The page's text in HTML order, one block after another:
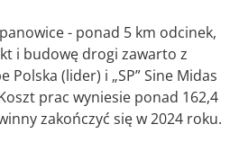
- ponad 5 km odcinek,
i budowę drogi zawarto z
Polska (lider) i „SP” Sine Midas
prac wyniesie ponad 162,4
zakończyć się w 2024 roku.